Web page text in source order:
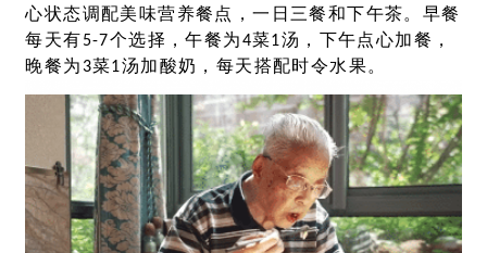
心状态调配美味营养餐点，一日三餐和下午茶。早餐
每天有5-7个选择，午餐为4菜1汤，下午点心加餐，
晚餐为3菜1汤加酸奶，每天搭配时令水果。